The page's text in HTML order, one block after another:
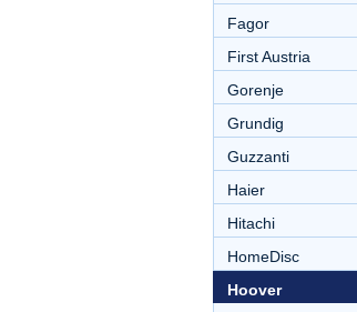
Fagor
First Austria
Gorenje
Grundig
Guzzanti
Haier
Hitachi
HomeDisc
Hoover